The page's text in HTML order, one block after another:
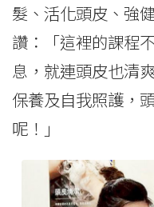
髮、活化頭皮、強
讚：「這裡的課程
息，就連頭皮也清
保養及自我照護，
呢！」